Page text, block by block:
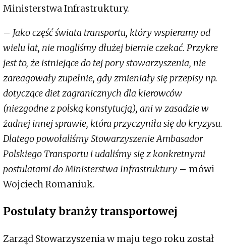
Ministerstwa Infrastruktury.
– Jako część świata transportu, który wspieramy od
wielu lat, nie mogliśmy dłużej biernie czekać. Przykre
jest to, że istniejące do tej pory stowarzyszenia, nie
zareagowały zupełnie, gdy zmieniały się przepisy np.
dotyczące diet zagranicznych dla kierowców
(niezgodne z polską konstytucją), ani w zasadzie w
żadnej innej sprawie, która przyczyniła się do kryzysu.
Dlatego powołaliśmy Stowarzyszenie Ambasador
Polskiego Transportu i udaliśmy się z konkretnymi
postulatami do Ministerstwa Infrastruktury – mówi
Wojciech Romaniuk.
Postulaty branży transportowej
Zarząd Stowarzyszenia w maju tego roku został